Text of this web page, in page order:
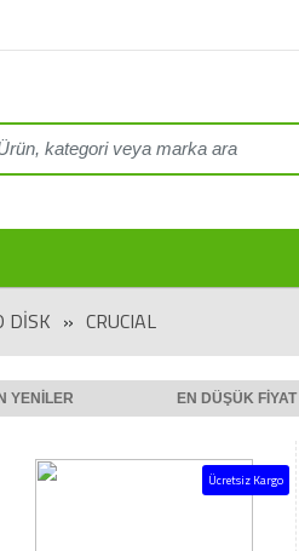
DISK » CRUCIAL
YENILER EN DÜŞÜK FIYAT
Ücretsiz Kargo